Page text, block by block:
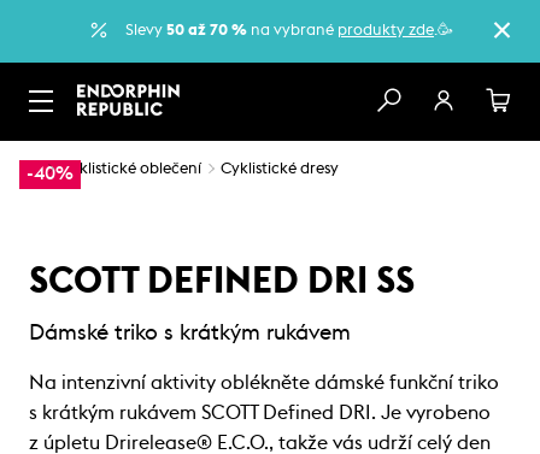
Slevy 50 až 70 % na vybrané produkty zde.🥳
-40%
… Cyklistické oblečení Cyklistické dresy
SCOTT DEFINED DRI SS
Dámské triko s krátkým rukávem
Na intenzivní aktivity oblékněte dámské funkční triko
s krátkým rukávem SCOTT Defined DRI. Je vyrobeno
z úpletu Drirelease® E.C.O., takže vás udrží celý den